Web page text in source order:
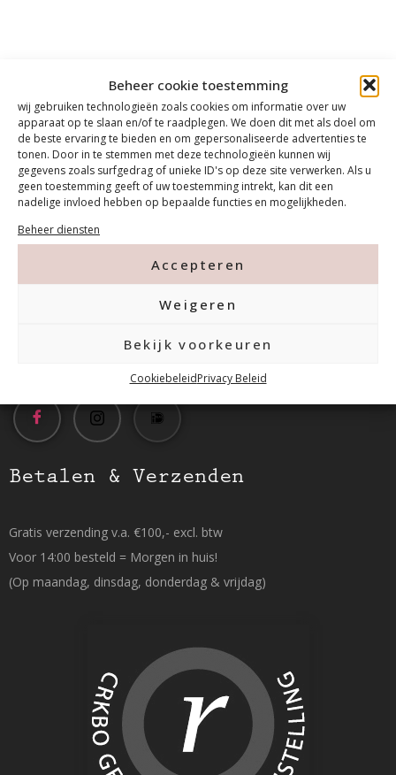
Beheer cookie toestemming
wij gebruiken technologieën zoals cookies om informatie over uw
apparaat op te slaan en/of te raadplegen. We doen dit met als doel om
de beste ervaring te bieden en om gepersonaliseerde advertenties te
tonen. Door in te stemmen met deze technologieën kunnen wij
gegevens zoals surfgedrag of unieke ID's op deze site verwerken. Als u
geen toestemming geeft of uw toestemming intrekt, kan dit een
nadelige invloed hebben op bepaalde functies en mogelijkheden.
Beheer diensten
Accepteren
Weigeren
Bekijk voorkeuren
CookiebeleidPrivacy Beleid
Contact
info@mfacademy.nl
Betalen & Verzenden
Gratis verzending v.a. €100,- excl. btw
Voor 14:00 besteld = Morgen in huis!
(Op maandag, dinsdag, donderdag & vrijdag)